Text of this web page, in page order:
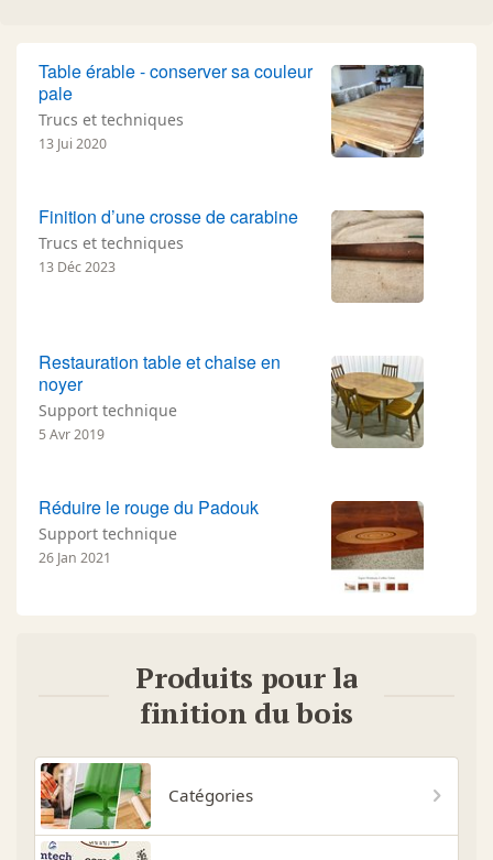
Table érable - conserver sa couleur
pale
Trucs et techniques
13 Jui 2020
Finition d’une crosse de carabine
Trucs et techniques
13 Déc 2023
Restauration table et chaise en
noyer
Support technique
5 Avr 2019
Réduire le rouge du Padouk
Support technique
26 Jan 2021
Produits pour la
finition du bois
Catégories